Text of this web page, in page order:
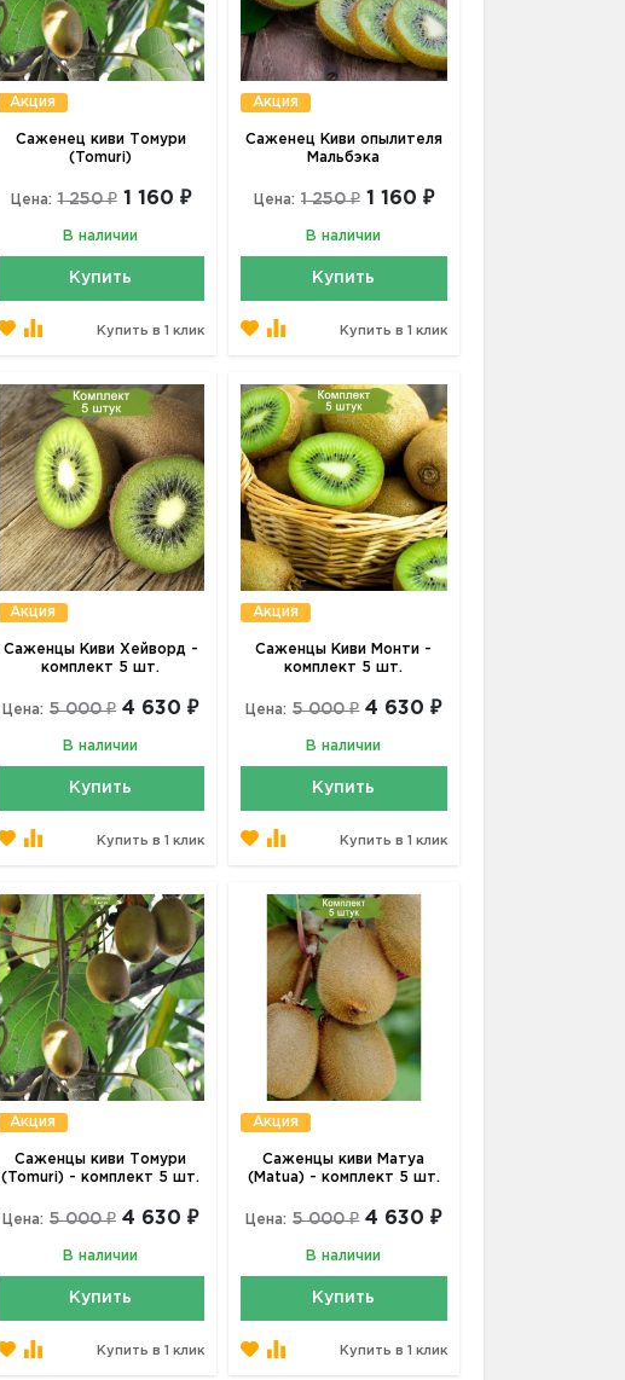
Акция
Саженец киви Томури
(Tomuri)
Цена: 1 250 ₽ 1 160 ₽
В наличии
Купить
Купить в 1 клик
Акция
Саженец Киви опылителя
Мальбэка
Цена: 1 250 ₽ 1 160 ₽
В наличии
Купить
Купить в 1 клик
Акция
Саженцы Киви Хейворд -
комплект 5 шт.
Цена: 5 000 ₽ 4 630 ₽
В наличии
Купить
Купить в 1 клик
Акция
Саженцы Киви Монти -
комплект 5 шт.
Цена: 5 000 ₽ 4 630 ₽
В наличии
Купить
Купить в 1 клик
Акция
Саженцы киви Томури
(Tomuri) - комплект 5 шт.
Цена: 5 000 ₽ 4 630 ₽
В наличии
Купить
Купить в 1 клик
Акция
Саженцы киви Матуа
(Matua) - комплект 5 шт.
Цена: 5 000 ₽ 4 630 ₽
В наличии
Купить
Купить в 1 клик